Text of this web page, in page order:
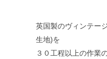
英国製のヴィンテー
生地)を
３０工程以上の作業